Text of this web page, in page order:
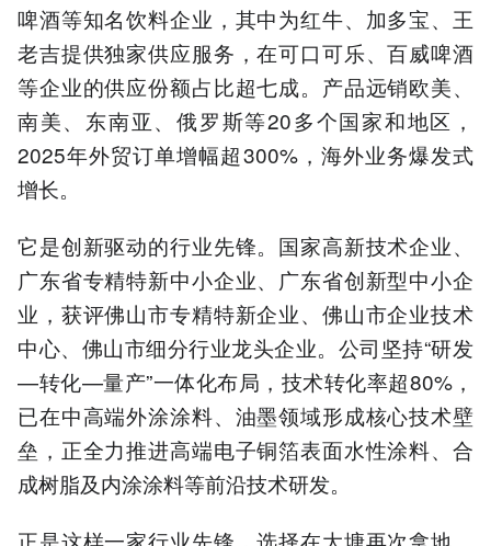
啤酒等知名饮料企业，其中为红牛、加多宝、王
老吉提供独家供应服务，在可口可乐、百威啤酒
等企业的供应份额占比超七成。产品远销欧美、
南美、东南亚、俄罗斯等20多个国家和地区，
2025年外贸订单增幅超300%，海外业务爆发式
增长。
它是创新驱动的行业先锋。国家高新技术企业、
广东省专精特新中小企业、广东省创新型中小企
业，获评佛山市专精特新企业、佛山市企业技术
中心、佛山市细分行业龙头企业。公司坚持“研发
—转化—量产”一体化布局，技术转化率超80%，
已在中高端外涂涂料、油墨领域形成核心技术壁
垒，正全力推进高端电子铜箔表面水性涂料、合
成树脂及内涂涂料等前沿技术研发。